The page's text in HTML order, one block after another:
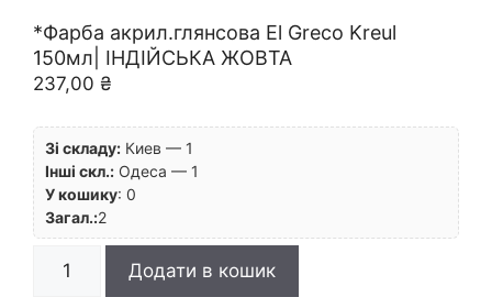
*Фарба акрил.глянсова El Greco Kreul
150мл| ІНДІЙСЬКА ЖОВТА
237,00 ₴
Зі складу: Киев — 1
Інші скл.: Одеса — 1
У кошику: 0
Загал.:2
акрил.глянсова
Додати в кошик